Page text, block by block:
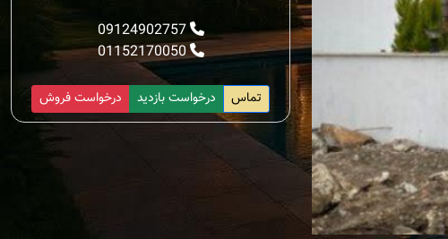
09124902757
01152170050
درخواست فروش درخواست بازدید تماس